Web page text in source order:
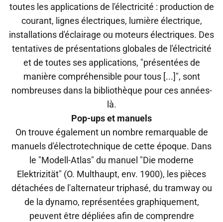
toutes les applications de l'électricité : production de
courant, lignes électriques, lumière électrique,
installations d'éclairage ou moteurs électriques. Des
tentatives de présentations globales de l'électricité
et de toutes ses applications, "présentées de
manière compréhensible pour tous [...]", sont
nombreuses dans la bibliothèque pour ces années-
là.
Pop-ups et manuels
On trouve également un nombre remarquable de
manuels d'électrotechnique de cette époque. Dans
le "Modell-Atlas" du manuel "Die moderne
Elektrizität" (O. Multhaupt, env. 1900), les pièces
détachées de l'alternateur triphasé, du tramway ou
de la dynamo, représentées graphiquement,
peuvent être dépliées afin de comprendre